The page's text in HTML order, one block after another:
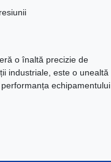
o înaltă precizie de
industriale, este o unealtă
echipamentului